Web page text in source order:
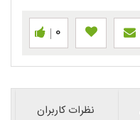
0
نظرات کاربران